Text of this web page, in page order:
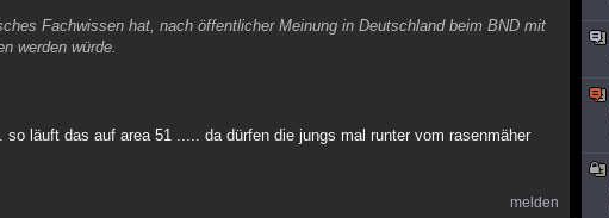
Fachwissen hat, nach öffentlicher Meinung in Deutschland beim BND mit
werden würde.
läuft das auf area 51 ..... da dürfen die jungs mal runter vom rasenmäher
melden